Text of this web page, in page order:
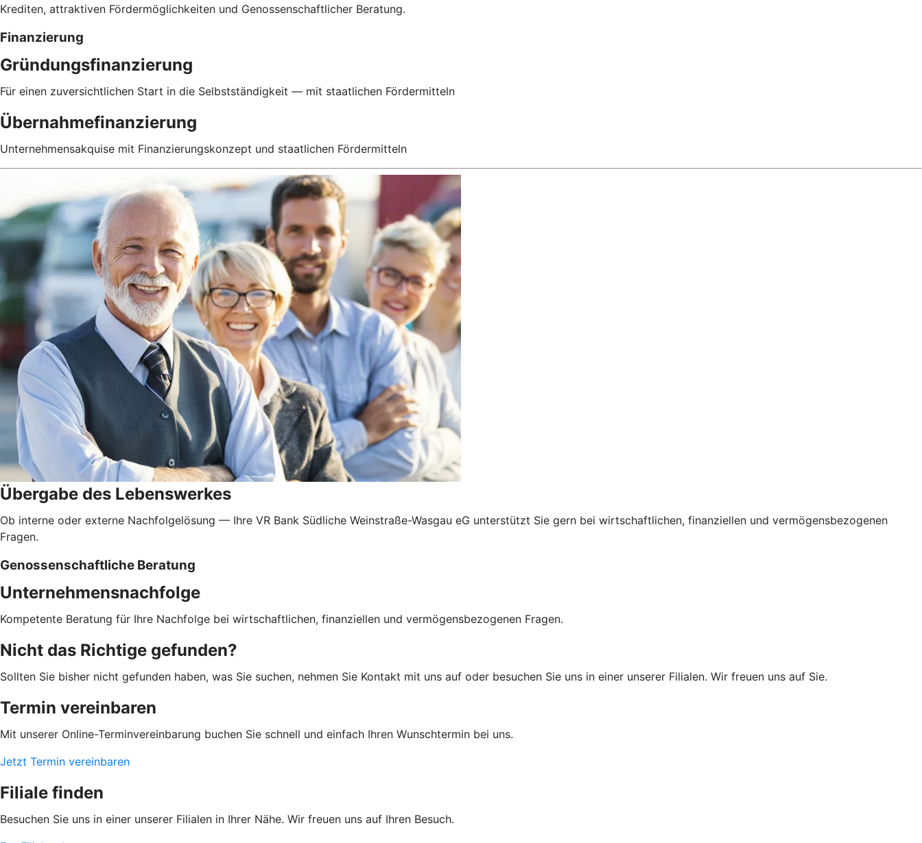
Krediten, attraktiven Fördermöglichkeiten und Genossenschaftlicher Beratung.
Finanzierung
Gründungsfinanzierung
Für einen zuversichtlichen Start in die Selbstständigkeit — mit staatlichen Fördermitteln
Übernahmefinanzierung
Unternehmensakquise mit Finanzierungskonzept und staatlichen Fördermitteln
Übergabe des Lebenswerkes
Ob interne oder externe Nachfolgelösung — Ihre VR Bank Südliche Weinstraße-Wasgau eG unterstützt Sie gern bei wirtschaftlichen, finanziellen und vermögensbezogenen
Fragen.
Genossenschaftliche Beratung
Unternehmensnachfolge
Kompetente Beratung für Ihre Nachfolge bei wirtschaftlichen, finanziellen und vermögensbezogenen Fragen.
Nicht das Richtige gefunden?
Sollten Sie bisher nicht gefunden haben, was Sie suchen, nehmen Sie Kontakt mit uns auf oder besuchen Sie uns in einer unserer Filialen. Wir freuen uns auf Sie.
Termin vereinbaren
Mit unserer Online-Terminvereinbarung buchen Sie schnell und einfach Ihren Wunschtermin bei uns.
Jetzt Termin vereinbaren
Filiale finden
Besuchen Sie uns in einer unserer Filialen in Ihrer Nähe. Wir freuen uns auf Ihren Besuch.